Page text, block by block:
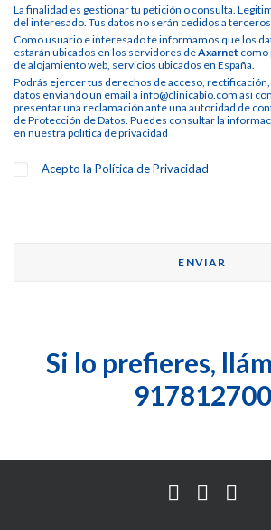
La finalidad es gestionar tu petición o consulta.
del interesado. Tus datos no serán cedidos a
Como usuario e interesado te informamos que los
estarán ubicados en los servidores deAxarnet como
de alojamiento web, servicios ubicados en España.
Podrás ejercer tus derechos de acceso,
datos enviando un email a info@clinicabio.com así
presentar una reclamación ante una autoridad de
de Protección de Datos. Puedes consultar la
en nuestra política de privacidad
Acepto laPolítica de Privacidad
Si lo prefieres,
917812700